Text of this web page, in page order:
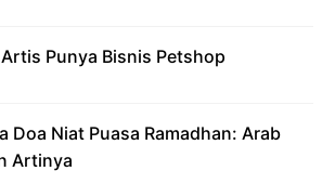
Punya Bisnis Petshop
Doa Niat Puasa Ramadhan: Arab
Artinya